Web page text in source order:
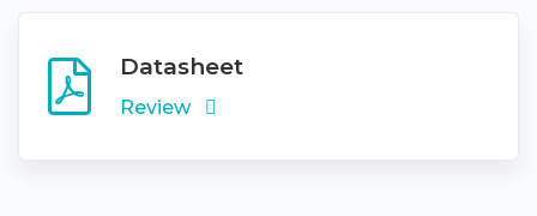
Datasheet
Review